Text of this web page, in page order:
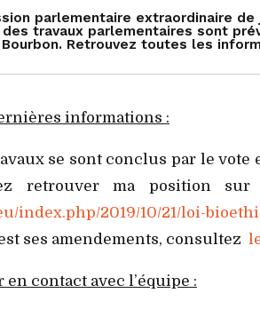
parlementaire extraordinaire de
des travaux parlementaires sont
Retrouvez toutes les
informations :
se sont conclus par le
retrouver ma position
index.php/2019/10/21/loi-
ses amendements, consultez
en contact avec l’équipe :